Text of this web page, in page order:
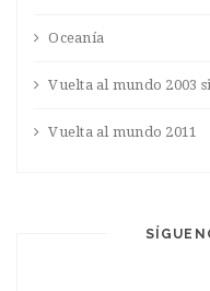
Oceanía
Vuelta al mundo 2003
Vuelta al mundo 2011